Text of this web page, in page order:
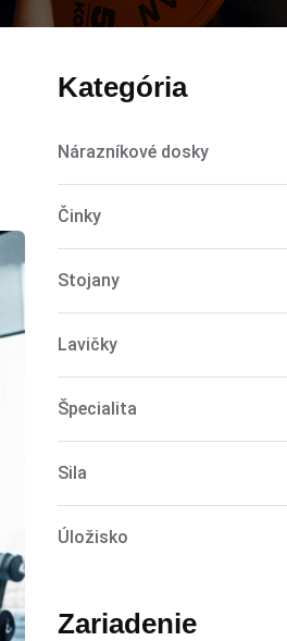
Kategória
Nárazníkové dosky
Činky
Stojany
Lavičky
Špecialita
Sila
Úložisko
Zariadenie